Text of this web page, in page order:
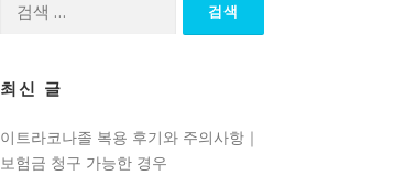
최신 글
이트라코나졸 복용 후기와 주의사항｜
보험금 청구 가능한 경우